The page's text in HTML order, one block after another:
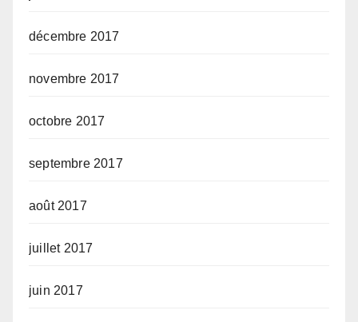
décembre 2017
novembre 2017
octobre 2017
septembre 2017
août 2017
juillet 2017
juin 2017